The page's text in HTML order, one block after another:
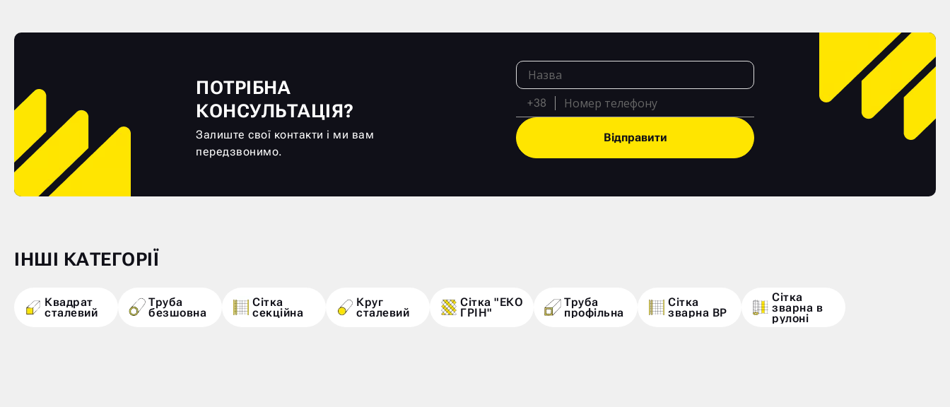
ПОТРІБНА
КОНСУЛЬТАЦІЯ?
Залиште свої контакти і ми вам
передзвонимо.
+38
Відправити
ІНШІ КАТЕГОРІЇ
Квадрат
сталевий
Труба
безшовна
Сітка
секційна
Круг
сталевий
Сітка "ЕКО
ГРІН"
Труба
профільна
Сітка
зварна ВР
Сітка
зварна в
рулоні